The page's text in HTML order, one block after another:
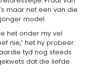
maar net een van die
model.
het onder my vel
nie,” het hy probeer
tyd nog steeds
dat die liefde